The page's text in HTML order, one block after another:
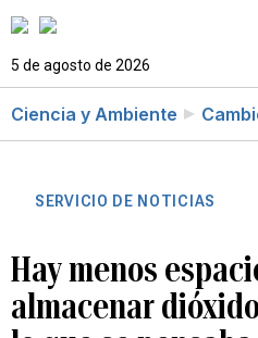
5 de agosto de 2026
Ciencia y Ambiente
SERVICIO DE NOTICIAS
Hay menos
almacenar